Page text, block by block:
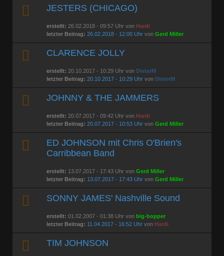
JESTERS (CHICAGO)
erstellt: 26.02.2018 - 09:57 Uhr von Hardi
letzter Beitrag: 26.02.2018 - 12:00 Uhr vonGerd Miller
CLARENCE JOLLY
erstellt: 20.10.2017 - 10:29 Uhr von DieterM
letzter Beitrag: 20.10.2017 - 10:29 Uhr von DieterM
JOHNNY & THE JAMMERS
erstellt: 20.07.2017 - 09:42 Uhr von Hardi
letzter Beitrag: 20.07.2017 - 10:53 Uhr vonGerd Miller
ED JOHNSON mit Chris O'Brien's
Carribbean Band
erstellt: 13.07.2017 - 17:43 Uhr vonGerd Miller
letzter Beitrag: 13.07.2017 - 17:43 Uhr vonGerd Miller
SONNY JAMES' Nashville Sound
erstellt: 01.02.2007 - 01:38 Uhr vonbig-bopper
letzter Beitrag: 11.04.2017 - 16:52 Uhr von Hardi
TIM JOHNSON